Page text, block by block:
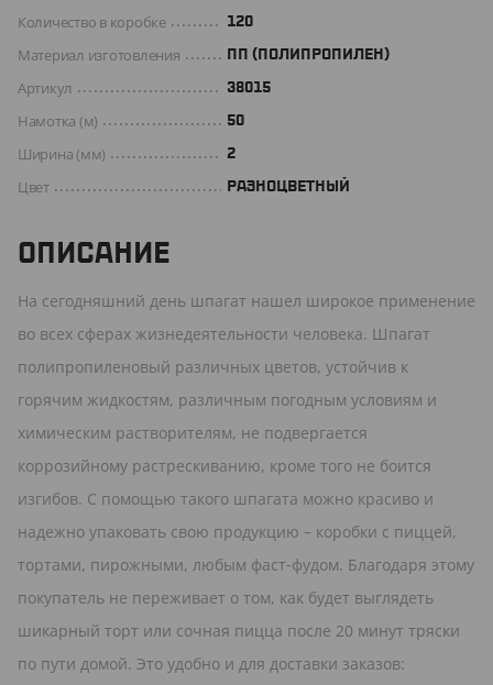
Количество в коробке 120
Материал изготовления ПП (ПОЛИПРОПИЛЕН)
Артикул 38015
Намотка (м) 50
Ширина (мм) 2
Цвет РАЗНОЦВЕТНЫЙ
ОПИСАНИЕ
На сегодняшний день шпагат нашел широкое применение
во всех сферах жизнедеятельности человека. Шпагат
полипропиленовый различных цветов, устойчив к
горячим жидкостям, различным погодным условиям и
химическим растворителям, не подвергается
коррозийному растрескиванию, кроме того не боится
изгибов. С помощью такого шпагата можно красиво и
надежно упаковать свою продукцию – коробки с пиццей,
тортами, пирожными, любым фаст-фудом. Благодаря этому
покупатель не переживает о том, как будет выглядеть
шикарный торт или сочная пицца после 20 минут тряски
по пути домой. Это удобно и для доставки заказов: